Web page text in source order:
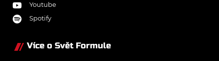
Youtube
Spotify
Více o Svět Formule